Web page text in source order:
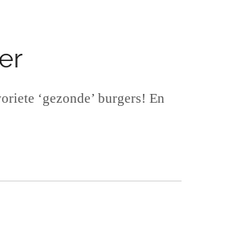
‘gezonde’ burgers! En